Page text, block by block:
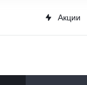
Акции